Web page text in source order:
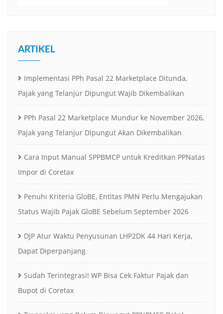
ARTIKEL
Implementasi PPh Pasal 22 Marketplace Ditunda,
Pajak yang Telanjur Dipungut Wajib Dikembalikan
PPh Pasal 22 Marketplace Mundur ke November 2026,
Pajak yang Telanjur Dipungut Akan Dikembalikan
Cara Input Manual SPPBMCP untuk Kreditkan PPNatas
Impor di Coretax
Penuhi Kriteria GloBE, Entitas PMN Perlu Mengajukan
Status Wajib Pajak GloBE Sebelum September 2026
DJP Atur Waktu Penyusunan LHP2DK 44 Hari Kerja,
Dapat Diperpanjang
Sudah Terintegrasi! WP Bisa Cek Faktur Pajak dan
Bupot di Coretax